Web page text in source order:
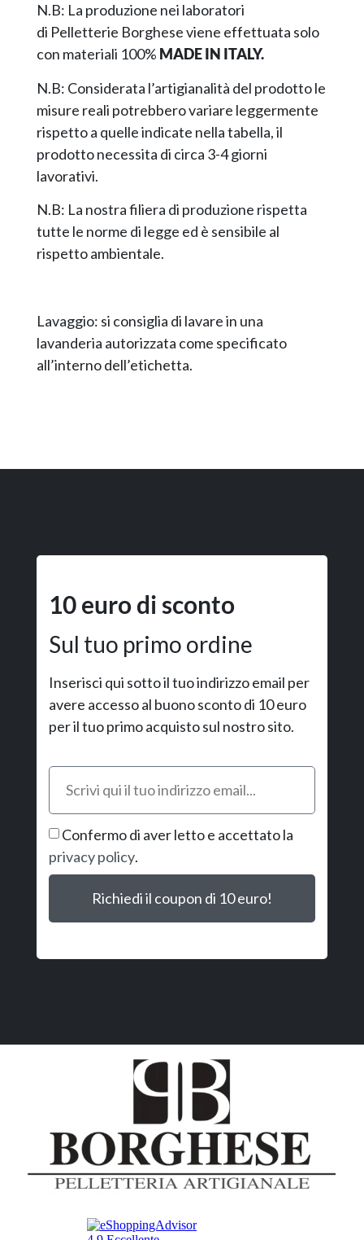
N.B: La produzione nei laboratori
di Pelletterie Borghese viene effettuata solo
con materiali 100% MADE IN ITALY.
N.B: Considerata l’artigianalità del prodotto le
misure reali potrebbero variare leggermente
rispetto a quelle indicate nella tabella, il
prodotto necessita di circa 3-4 giorni
lavorativi.
N.B: La nostra filiera di produzione rispetta
tutte le norme di legge ed è sensibile al
rispetto ambientale.
Lavaggio: si consiglia di lavare in una
lavanderia autorizzata come specificato
all’interno dell’etichetta.
10 euro di sconto
Sul tuo primo ordine
Inserisci qui sotto il tuo indirizzo email per
avere accesso al buono sconto di 10 euro
per il tuo primo acquisto sul nostro sito.
Confermo di aver letto e accettato la
privacy policy.
Richiedi il coupon di 10 euro!